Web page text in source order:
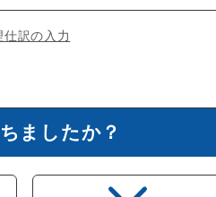
仕訳の入力
ましたか？